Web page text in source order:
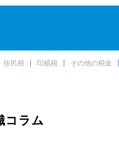
住民税 印紙税 その他の税金
コラム